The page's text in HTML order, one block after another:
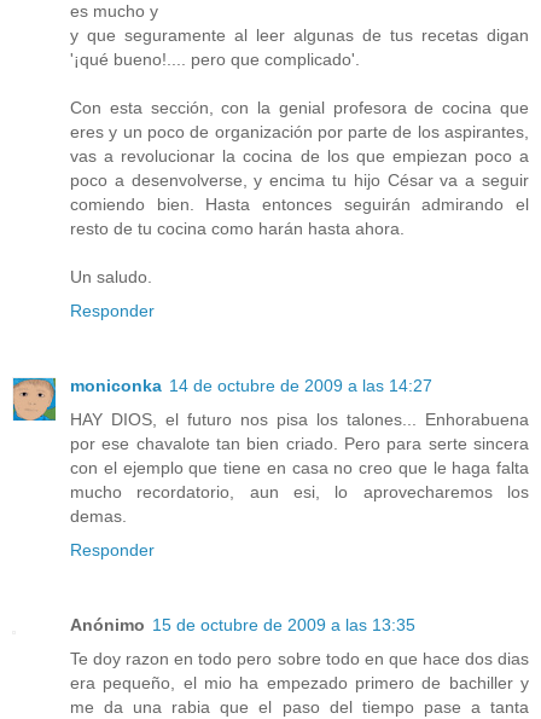
es mucho y
y que seguramente al leer algunas de tus recetas digan
'¡qué bueno!.... pero que complicado'.
Con esta sección, con la genial profesora de cocina que
eres y un poco de organización por parte de los aspirantes,
vas a revolucionar la cocina de los que empiezan poco a
poco a desenvolverse, y encima tu hijo César va a seguir
comiendo bien. Hasta entonces seguirán admirando el
resto de tu cocina como harán hasta ahora.
Un saludo.
Responder
moniconka 14 de octubre de 2009 a las 14:27
HAY DIOS, el futuro nos pisa los talones... Enhorabuena
por ese chavalote tan bien criado. Pero para serte sincera
con el ejemplo que tiene en casa no creo que le haga falta
mucho recordatorio, aun esi, lo aprovecharemos los
demas.
Responder
Anónimo 15 de octubre de 2009 a las 13:35
Te doy razon en todo pero sobre todo en que hace dos dias
era pequeño, el mio ha empezado primero de bachiller y
me da una rabia que el paso del tiempo pase a tanta